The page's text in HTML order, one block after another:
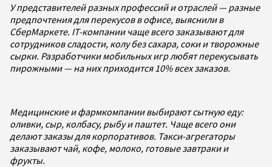
У представителей разных профессий и отраслей — разные
предпочтения для перекусов в офисе, выяснили в
СберМаркете. IТ-компании чаще всего заказывают для
сотрудников сладости, колу без сахара, соки и творожные
сырки. Разработчики мобильных игр любят перекусывать
пирожными — на них приходится 10% всех заказов.
Медицинские и фармкомпании выбирают сытную еду:
оливки, сыр, колбасу, рыбу и паштет. Чаще всего они
делают заказы для корпоративов. Такси-агрегаторы
заказывают чай, кофе, молоко, готовые завтраки и
фрукты.